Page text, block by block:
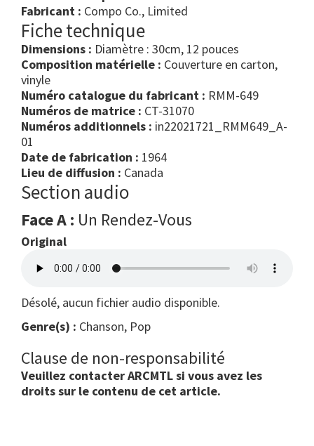
Fabricant : Compo Co., Limited
Fiche technique
Dimensions : Diamètre : 30cm, 12 pouces
Composition matérielle : Couverture en carton,
vinyle
Numéro catalogue du fabricant : RMM-649
Numéros de matrice : CT-31070
Numéros additionnels : in22021721_RMM649_A-
01
Date de fabrication : 1964
Lieu de diffusion : Canada
Section audio
Face A : Un Rendez-Vous
Original
Désolé, aucun fichier audio disponible.
Genre(s) : Chanson, Pop
Clause de non-responsabilité
Veuillez contacter ARCMTL si vous avez les
droits sur le contenu de cet article.